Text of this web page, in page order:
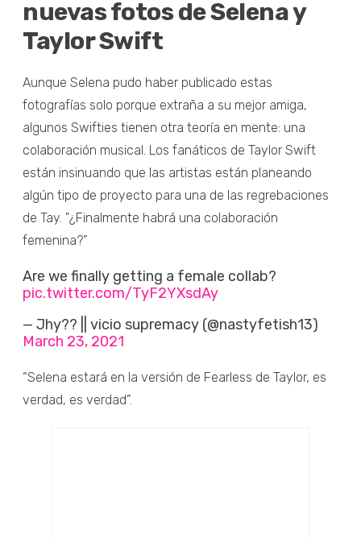
nuevas fotos de Selena y
Taylor Swift
Aunque Selena pudo haber publicado estas
fotografías solo porque extraña a su mejor amiga,
algunos Swifties tienen otra teoría en mente: una
colaboración musical. Los fanáticos de Taylor Swift
están insinuando que las artistas están planeando
algún tipo de proyecto para una de las regrebaciones
de Tay. "¿Finalmente habrá una colaboración
femenina?”
Are we finally getting a female collab?
pic.twitter.com/TyF2YXsdAy
— Jhy?? || vicio supremacy (@nastyfetish13)
March 23, 2021
“Selena estará en la versión de Fearless de Taylor, es
verdad, es verdad”.